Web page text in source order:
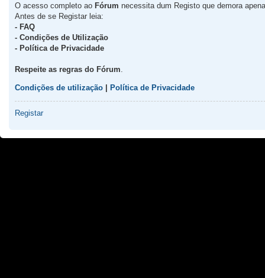
O acesso completo ao Fórum necessita dum Registo que demora
Antes de se Registar leia:
- FAQ
- Condições de Utilização
- Política de Privacidade
Respeite as regras do Fórum
Condições de utilização Política de Privacidade
Registar